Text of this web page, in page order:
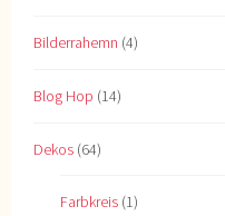
Bilderrahemn (4)
Blog Hop (14)
Dekos (64)
Farbkreis (1)